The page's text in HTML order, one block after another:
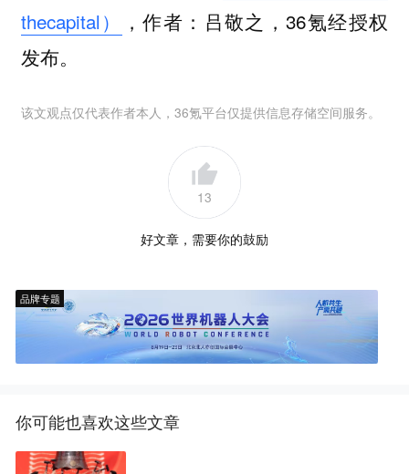
thecapital）
，作者：吕敬之，36氪经授权
发布。
该文观点仅代表作者本人，36氪平台仅提供信息存储空间服务。
13
好文章，需要你的鼓励
品牌专题
你可能也喜欢这些文章